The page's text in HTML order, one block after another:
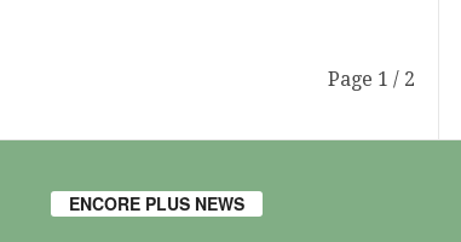
Page 1 / 2
ENCORE PLUS NEWS